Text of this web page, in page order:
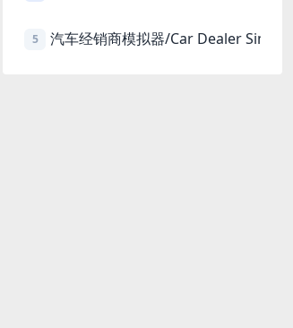
5 汽车经销商模拟器/Car Dealer